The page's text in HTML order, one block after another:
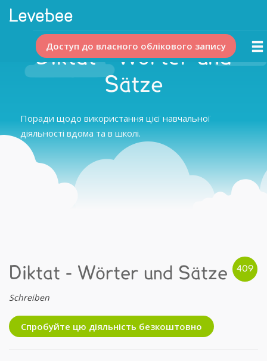
Доступ до власного облікового запису
Diktat - Wörter und
Sätze
Поради щодо використання цієї навчальної
діяльності вдома та в школі.
Diktat - Wörter und Sätze
Schreiben
Спробуйте цю діяльність безкоштовно